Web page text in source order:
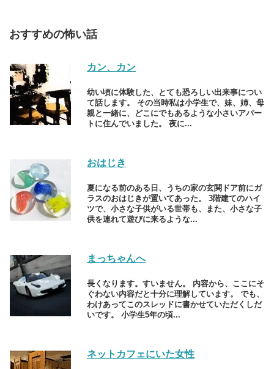
おすすめの怖い話
カン、カン
幼い頃に体験した、とても恐ろしい出来事につい
て話します。 その当時私は小学生で、妹、姉、母
親と一緒に、どこにでもあるような小さいアパー
トに住んでいました。 夜に...
おはじき
夏になる前のある日、うちの家の玄関ドア前にガ
ラスのおはじきが置いてあった。 3階建てのハイ
ツで、小さな子供がいる世帯も、また、小さな子
供を連れて遊びに来るような...
まっちゃんへ
長くなります。すいません。 内容から、ここにそ
ぐわない内容だと十分に理解しています。 でも、
わけあってこのスレッドに書かせていただくしだ
いです。 小学生5年の頃...
ネットカフェにいた女性